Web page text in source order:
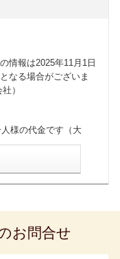
情報は2025年11月1日
なる場合がございま
）
様の代金です（大
みの際には「My
ください。
ク、離乳食、アレル
限りがございます。
お問合せ